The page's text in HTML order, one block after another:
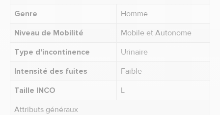
Genre
Homme
Niveau de Mobilité
Mobile et Autonome
Type d'incontinence
Urinaire
Intensité des fuites
Faible
Taille INCO
L
Attributs généraux